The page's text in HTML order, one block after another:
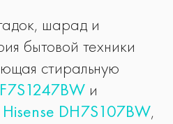
шарад и
бытовой техники
стиральную
и
Hisense DH7S107BW,